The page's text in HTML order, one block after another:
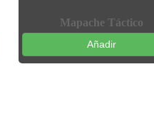
Mapache Táctico
Añadir